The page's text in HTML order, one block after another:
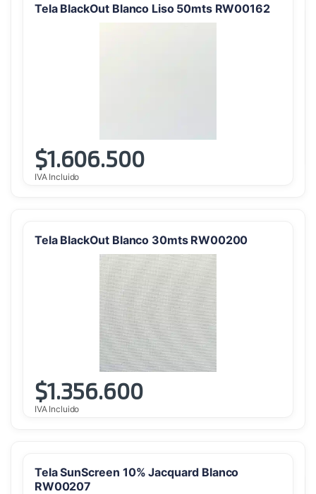
Tela BlackOut Blanco Liso 50mts RW00162
$1.606.500
IVA Incluido
Tela BlackOut Blanco 30mts RW00200
$1.356.600
IVA Incluido
Tela SunScreen 10% Jacquard Blanco
RW00207